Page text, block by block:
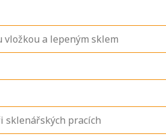
a lepeným sklem
sklenářských pracích